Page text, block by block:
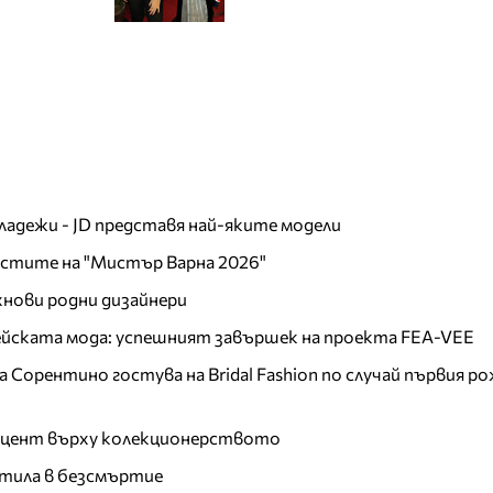
- JD представя най-яките модели
на "Мистър Варна 2026"
родни дизайнери
мода: успешният завършек на проекта FEA-VEE
гостува на Bridal Fashion по случай първия
върху колекционерството
в безсмъртие